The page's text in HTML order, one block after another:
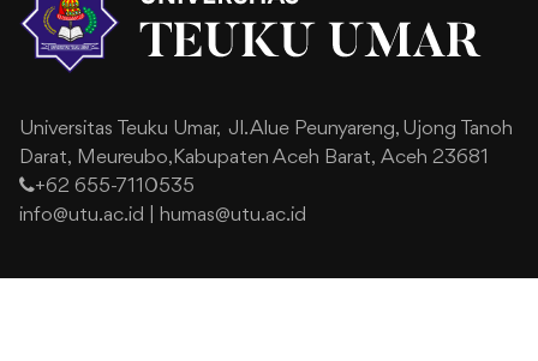
Universitas Teuku Umar, Jl. Alue Peunyareng, Ujong Tanoh
Darat, Meureubo,Kabupaten Aceh Barat, Aceh 23681
+62 655-7110535
info@utu.ac.id
humas@utu.ac.id